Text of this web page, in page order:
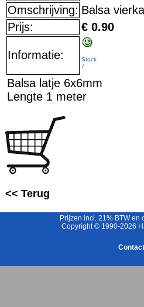
Omschrijving: Balsa
Prijs:
€ 0.90
Informatie:
Stock
7
Balsa latje 6x6mm
Lengte 1 meter
<< Terug
Prijzen incl. 21% BTW en
Copyright © 1990-2026
Contact